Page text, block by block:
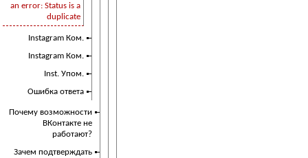
an error: Status is a
duplicate
Instagram Ком.
Instagram Ком.
Inst. Упом.
Ошибка ответа
Почему возможности
ВКонтакте не
работают?
Зачем подтверждать